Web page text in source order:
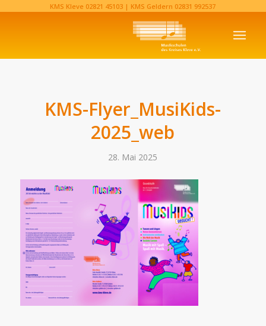
KMS Kleve 02821 45103‬ | KMS Geldern 02831 992537‬
KMS-Flyer_MusiKids-
2025_web
28. Mai 2025